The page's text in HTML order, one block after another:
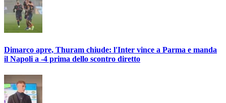
Dimarco apre, Thuram chiude: l'Inter vince a Parma e manda
il Napoli a -4 prima dello scontro diretto